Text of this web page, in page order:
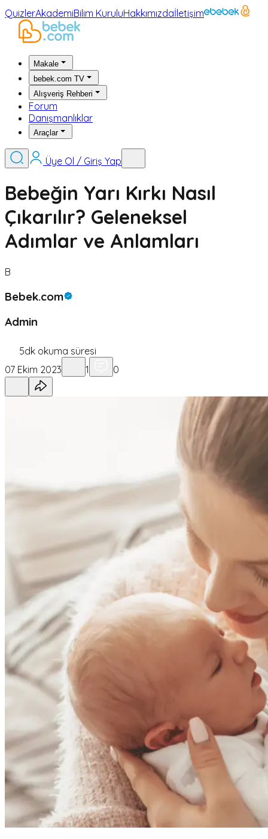
QuizlerAkademiBilim KuruluHakkımızdaİletişim
Makale
bebek.com TV
Alışveriş Rehberi
Forum
Danışmanlıklar
Araçlar
Üye Ol / Giriş Yap
Bebeğin Yarı Kırkı Nasıl
Çıkarılır? Geleneksel
Adımlar ve Anlamları
B
Bebek.com
Admin
5dk okuma süresi
07 Ekim 2023
1 0